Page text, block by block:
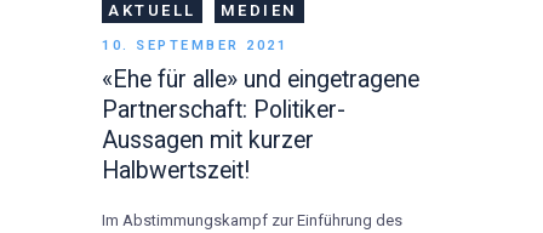
AKTUELL MEDIEN
10. SEPTEMBER 2021
«Ehe für alle» und eingetragene
Partnerschaft: Politiker-
Aussagen mit kurzer
Halbwertszeit!
Im Abstimmungskampf zur Einführung des